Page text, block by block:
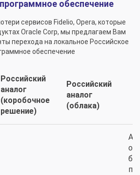
обеспечение
сервисов Fidelio, Opera, которые
Oracle Corp, мы предлагаем Вам
перехода на локальное Российское
обеспечение
Российский
аналог
(коробочное
решение)
Российский
аналог
(облака)